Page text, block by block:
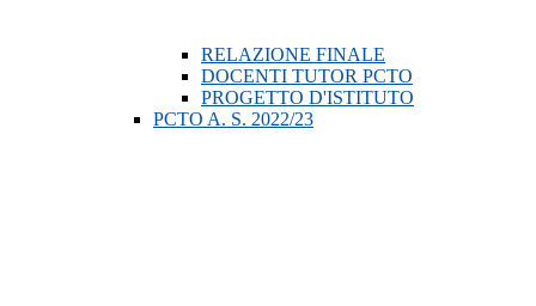
RELAZIONE FINALE
DOCENTI TUTOR PCTO
PROGETTO D'ISTITUTO
PCTO A. S. 2022/23